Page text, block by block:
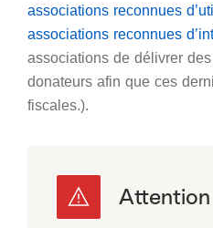
associations reconnues
associations reconnues
associations de délivrer
donateurs afin que ces
fiscales.).